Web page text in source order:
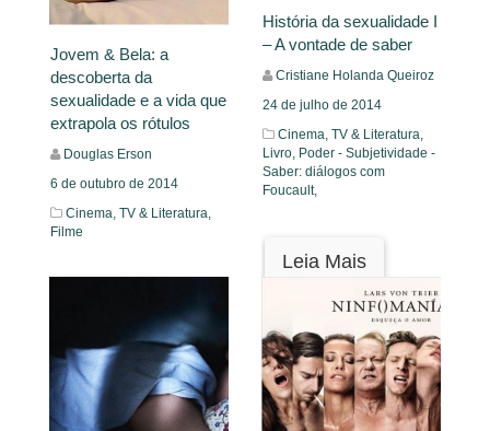
Jovem & Bela: a
descoberta da
sexualidade e a vida que
extrapola os rótulos
Douglas Erson
6 de outubro de 2014
Cinema, TV & Literatura,
Filme
História da sexualidade I
– A vontade de saber
Cristiane Holanda Queiroz
24 de julho de 2014
Cinema, TV & Literatura,
Livro, Poder - Subjetividade -
Saber: diálogos com
Foucault,
Leia Mais